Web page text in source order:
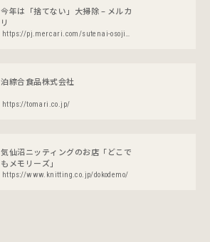
今年は「捨てない」大掃除 – メルカ
リ
泊綜合食品株式会社
https://tomari.co.jp/
気仙沼ニッティングのお店「どこで
もメモリーズ」
https://www.knitting.co.jp/dokodemo/